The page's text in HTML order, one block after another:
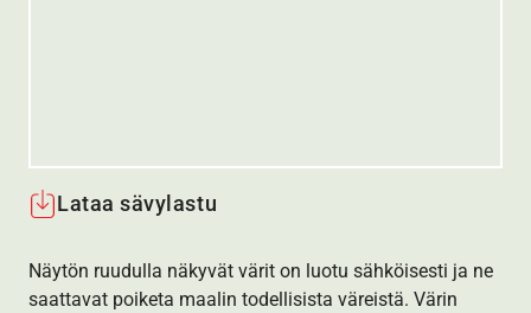
Lataa sävylastu
Näytön ruudulla näkyvät värit on luotu sähköisesti ja ne
saattavat poiketa maalin todellisista väreistä. Värin